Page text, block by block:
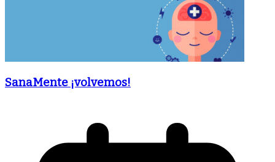
SanaMente ¡volvemos!